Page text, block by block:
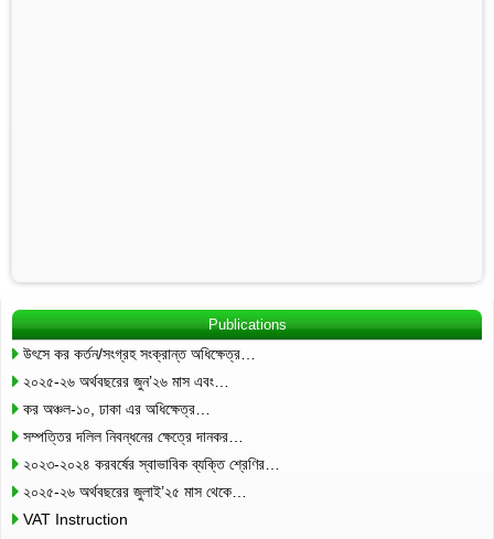
Publications
উৎসে কর কর্তন/সংগ্রহ সংক্রান্ত অধিক্ষেত্র…
২০২৫-২৬ অর্থবছরের জুন’২৬ মাস এবং…
কর অঞ্চল-১০, ঢাকা এর অধিক্ষেত্র…
সম্পত্তির দলিল নিবন্ধনের ক্ষেত্রে দানকর…
২০২৩-২০২৪ করবর্ষের স্বাভাবিক ব্যক্তি শ্রেণির…
২০২৫-২৬ অর্থবছরের জুলাই’২৫ মাস থেকে…
VAT Instruction